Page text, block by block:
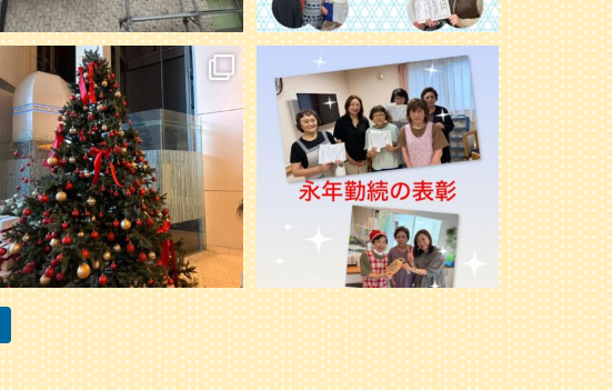
ケアプランN onnoのケアマネさん達と、
プリンスホテルで女子会ランチビュッフ
ェを開催しました
22 0
先日、ミモレ北51条とミモレ篠路にて永
年勤続の表彰をしました。
33 1